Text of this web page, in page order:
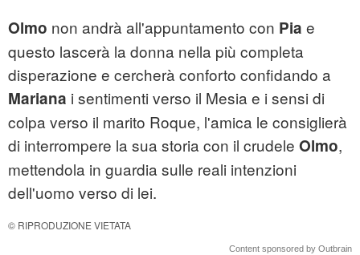
Olmo non andrà all'appuntamento con Pia e
questo lascerà la donna nella più completa
disperazione e cercherà conforto confidando a
Mariana i sentimenti verso il Mesia e i sensi di
colpa verso il marito Roque, l'amica le consiglierà
di interrompere la sua storia con il crudele Olmo,
mettendola in guardia sulle reali intenzioni
dell'uomo verso di lei.
© RIPRODUZIONE VIETATA
Content sponsored by Outbrain